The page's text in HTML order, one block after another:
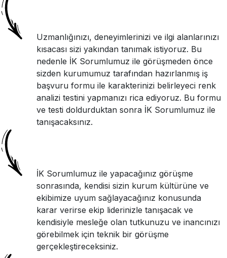
Uzmanlığınızı, deneyimlerinizi ve ilgi alanlarınızı
kısacası sizi yakından tanımak istiyoruz. Bu
nedenle İK Sorumlumuz ile görüşmeden önce
sizden kurumumuz tarafından hazırlanmış iş
başvuru formu ile karakterinizi belirleyeci renk
analizi testini yapmanızı rica ediyoruz. Bu formu
ve testi doldurduktan sonra İK Sorumlumuz ile
tanışacaksınız.
İK Sorumlumuz ile yapacağınız görüşme
sonrasında, kendisi sizin kurum kültürüne ve
ekibimize uyum sağlayacağınız konusunda
karar verirse ekip liderinizle tanışacak ve
kendisiyle mesleğe olan tutkunuzu ve inancınızı
görebilmek için teknik bir görüşme
gerçekleştireceksiniz.